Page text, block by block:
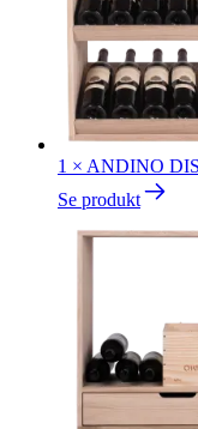
1 × ANDINO
Se produkt